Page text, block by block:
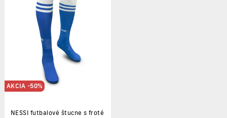
AKCIA -50%
NESSI futbalové štucne s froté